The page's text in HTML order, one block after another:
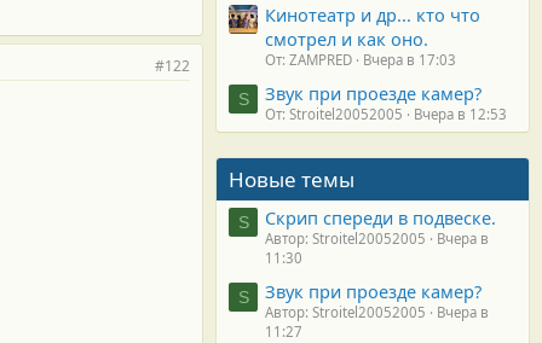
#122
Кинотеатр и др... кто что
смотрел и как оно.
От: ZAMPRED Вчера в 17:03
S Звук при проезде камер?
От: Stroitel20052005 Вчера в 12:53
Новые темы
S Скрип спереди в подвеске.
Автор: Stroitel20052005
Вчера в
11:30
S Звук при проезде камер?
Автор: Stroitel20052005
Вчера в
11:27